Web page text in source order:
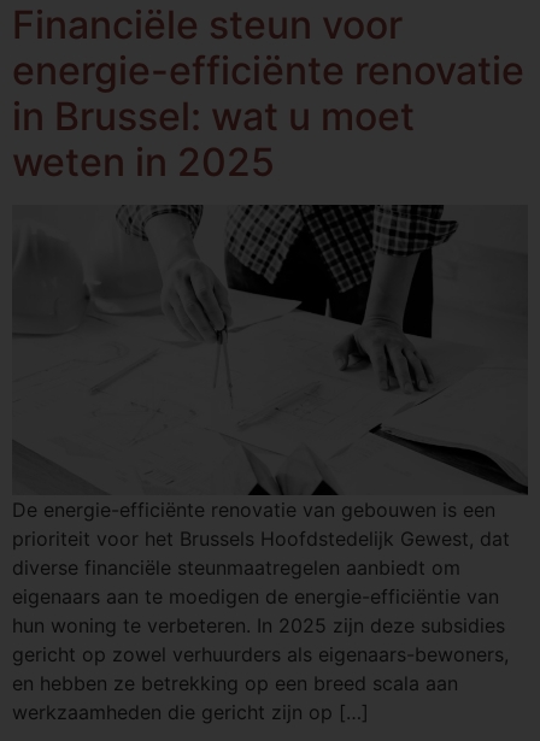
Financiële steun voor
energie-efficiënte renovatie
in Brussel: wat u moet
weten in 2025
De energie-efficiënte renovatie van gebouwen is een
prioriteit voor het Brussels Hoofdstedelijk Gewest, dat
diverse financiële steunmaatregelen aanbiedt om
eigenaars aan te moedigen de energie-efficiëntie van
hun woning te verbeteren. In 2025 zijn deze subsidies
gericht op zowel verhuurders als eigenaars-bewoners,
en hebben ze betrekking op een breed scala aan
werkzaamheden die gericht zijn op […]